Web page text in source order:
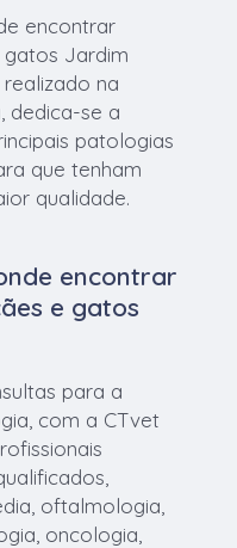
encontrar
Jardim
na
dedica-se a
patologias
que tenham
qualidade.
encontrar
e gatos
para a
com a CTvet
oftalmologia,
oncologia,